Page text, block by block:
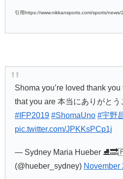
引用https://www.nikkansports.com/sports/
Shoma you’re loved thank
that you are 本当にありがと
#IFP2019 #ShomaUno #宇野
pic.twitter.com/JPKKsPCp1j
— Sydney Maria Hueber
(@hueber_sydney) November